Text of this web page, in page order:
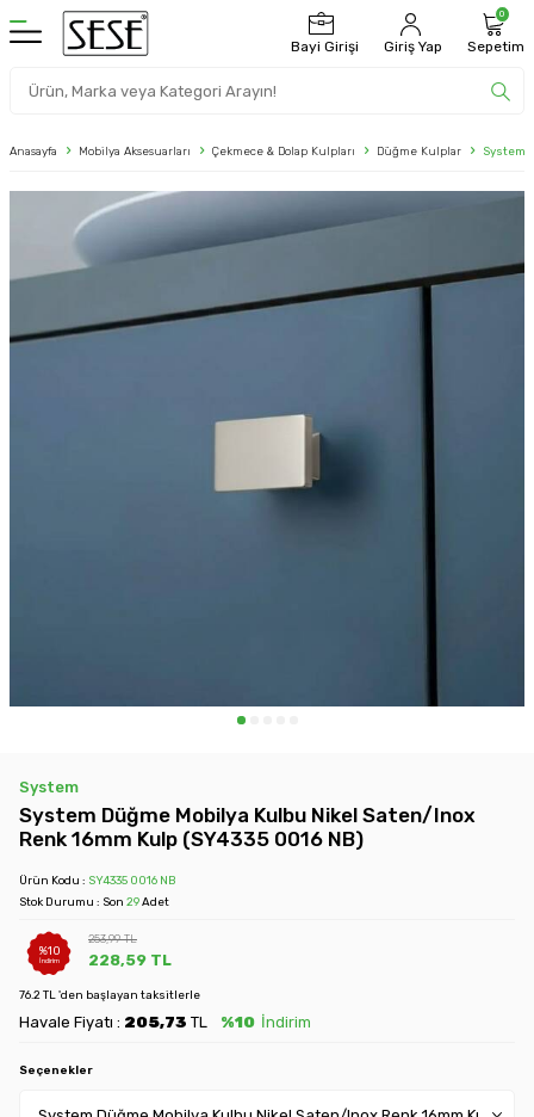
Bayi Girişi Giriş Yap
0
Sepetim
Anasayfa Mobilya Aksesuarları Çekmece & Dolap Kulpları Düğme Kulplar System
System
System Düğme Mobilya Kulbu Nikel Saten/Inox
Renk 16mm Kulp (SY4335 0016 NB)
Ürün Kodu : SY4335 0016 NB
Stok Durumu : Son 29Adet
%10
İndirim
253,99TL
228,59 TL
76.2 TL 'den başlayan taksitlerle
Havale Fiyatı : 205,73 TL %10 İndirim
Seçenekler